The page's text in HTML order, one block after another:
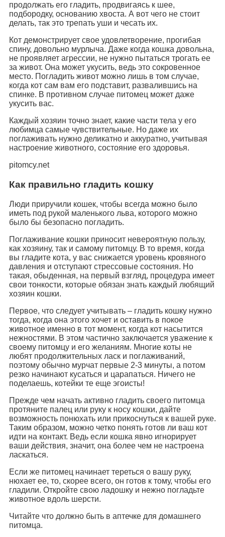
продолжать его гладить, продвигаясь к шее,
подбородку, основанию хвоста. А вот чего не стоит
делать, так это трепать уши и чесать их.
Кот демонстрирует свое удовлетворение, прогибая
спину, довольно мурлыча. Даже когда кошка довольна,
не проявляет агрессии, не нужно пытаться трогать ее
за живот. Она может укусить, ведь это сокровенное
место. Погладить живот можно лишь в том случае,
когда кот сам вам его подставит, развалившись на
спинке. В противном случае питомец может даже
укусить вас.
Каждый хозяин точно знает, какие части тела у его
любимца самые чувствительные. Но даже их
поглаживать нужно деликатно и аккуратно, учитывая
настроение животного, состояние его здоровья.
pitomcy.net
Как правильно гладить кошку
Люди приручили кошек, чтобы всегда можно было
иметь под рукой маленького льва, которого можно
было бы безопасно погладить.
Поглаживание кошки приносит невероятную пользу,
как хозяину, так и самому питомцу. В то время, когда
вы гладите кота, у вас снижается уровень кровяного
давления и отступают стрессовые состояния. Но
такая, обыденная, на первый взгляд, процедура имеет
свои тонкости, которые обязан знать каждый любящий
хозяин кошки.
Первое, что следует учитывать – гладить кошку нужно
тогда, когда она этого хочет и оставить в покое
животное именно в тот момент, когда кот насытится
нежностями. В этом частично заключается уважение к
своему питомцу и его желаниям. Многие коты не
любят продолжительных ласк и поглаживаний,
поэтому обычно мурчат первые 2-3 минуты, а потом
резко начинают кусаться и царапаться. Ничего не
поделаешь, котейки те еще эгоисты!
Прежде чем начать активно гладить своего питомца
протяните палец или руку к носу кошки, дайте
возможность понюхать или прикоснуться к вашей руке.
Таким образом, можно четко понять готов ли ваш кот
идти на контакт. Ведь если кошка явно игнорирует
ваши действия, значит, она более чем не настроена
ласкаться.
Если же питомец начинает тереться о вашу руку,
нюхает ее, то, скорее всего, он готов к тому, чтобы его
гладили. Откройте свою ладошку и нежно погладьте
животное вдоль шерсти.
Читайте что должно быть в аптечке для домашнего
питомца.